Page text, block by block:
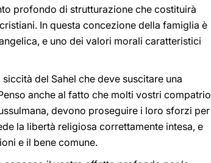
profondo di strutturazione che costituirà
In questa concezione della famiglia è
e uno dei valori morali caratteristici
del Sahel che deve suscitare una
anche al fatto che molti vostri
devono proseguire i loro sforzi per
la libertà religiosa correttamente intesa, e
e il bene comune.